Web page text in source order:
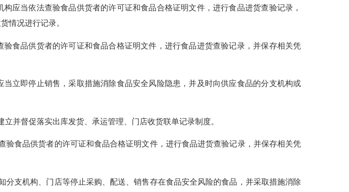
当依法查验食品供货者的许可证和食品合格证明文件，进行食品进货查验记录，
情况进行记录。
品供货者的许可证和食品合格证明文件，进行食品进货查验记录，并保存相关凭
即停止销售，采取措施消除食品安全风险隐患，并及时向供应食品的分支机构或
督促落实出库发货、承运管理、门店收货联单记录制度。
品供货者的许可证和食品合格证明文件，进行食品进货查验记录，并保存相关凭
机构、门店等停止采购、配送、销售存在食品安全风险的食品，并采取措施消除